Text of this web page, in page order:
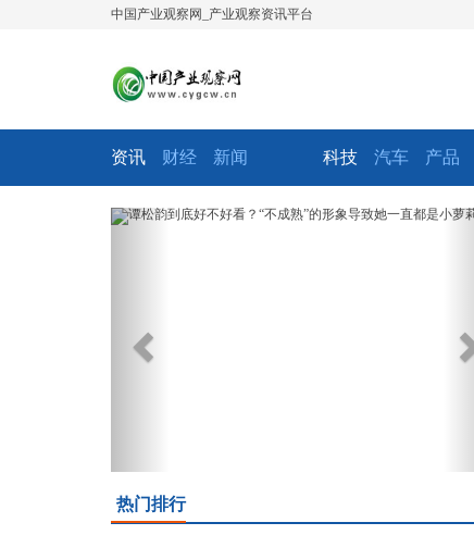
中国产业观察网_产业观察资讯平台
资讯 财经 新闻 科技 汽车 产品
Previous
热门排行